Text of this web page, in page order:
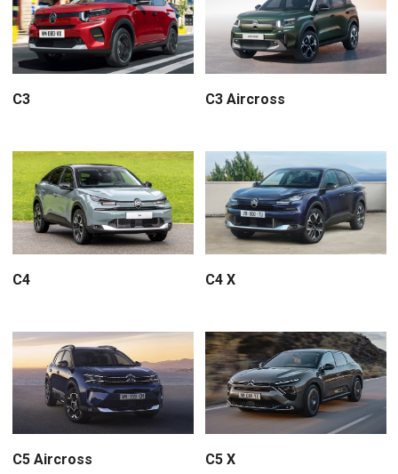
C3 C3 Aircross
C4 C4 X
C5 Aircross C5 X